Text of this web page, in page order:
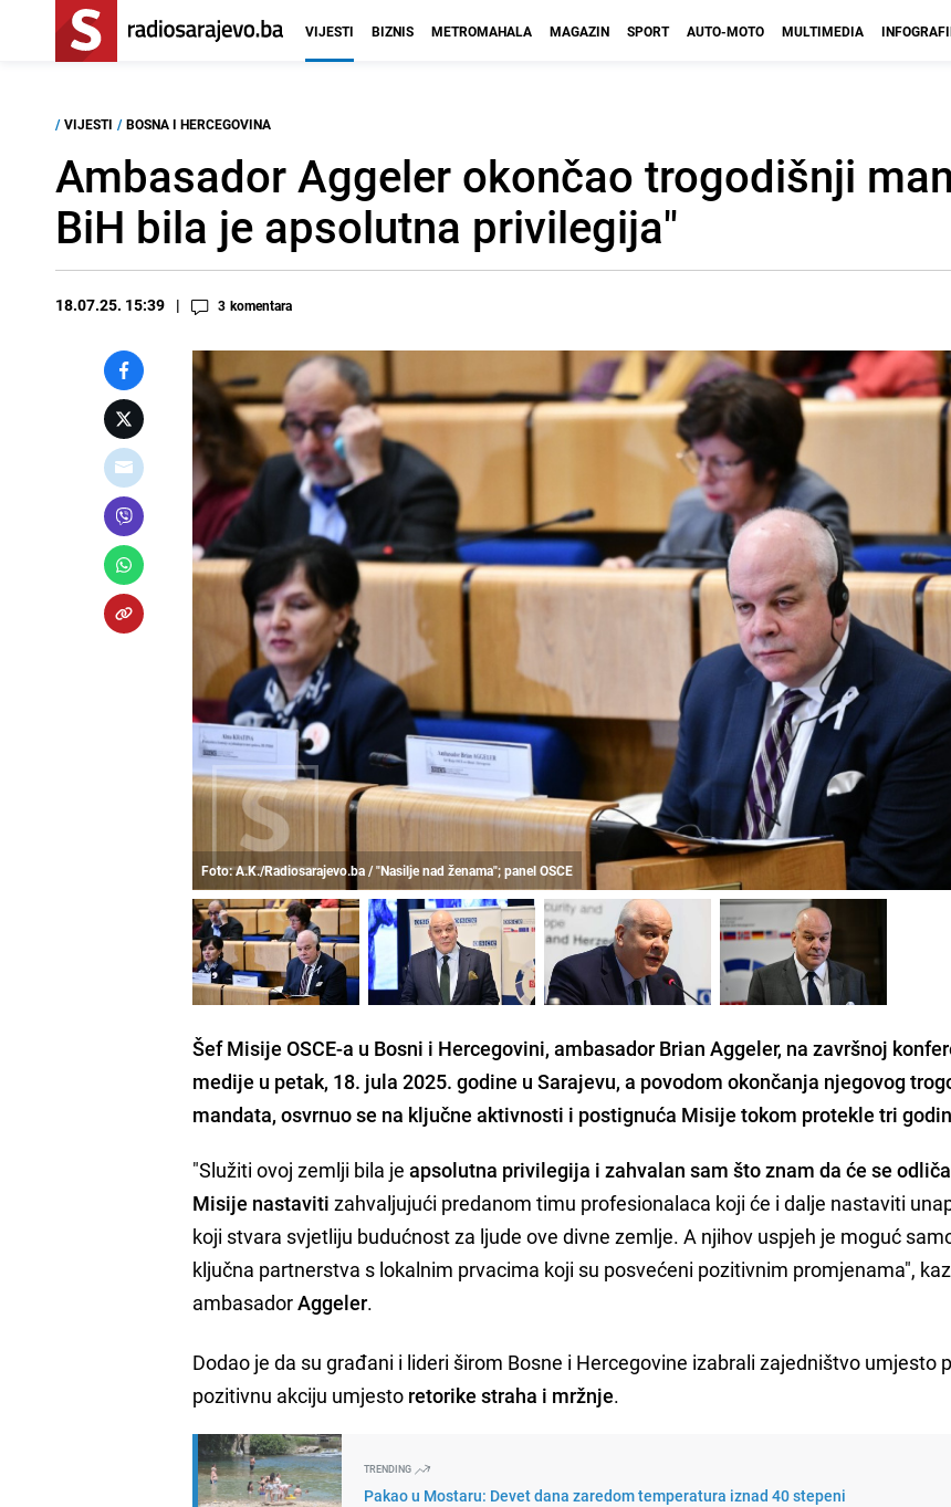
VIJESTI BIZNIS METROMAHALA MAGAZIN SPORT AUTO-MOTO MULTIMEDIA
/ VIJESTI / BOSNA I HERCEGOVINA
Ambasador Aggeler okončao trogodišnji
BiH bila je apsolutna privilegija"
18.07.25. 15:39 3 komentara
Foto: A.K./Radiosarajevo.ba / "Nasilje nad ženama"; panel OSCE
Šef Misije OSCE-a u Bosni i Hercegovini, ambasador Brian Aggeler, na završnoj
medije u petak, 18. jula 2025. godine u Sarajevu, a povodom okončanja njegovog
mandata, osvrnuo se na ključne aktivnosti i postignuća Misije tokom protekle tri
"Služiti ovoj zemlji bila jeapsolutna privilegija i zahvalan sam što znam da će se
Misije nastaviti zahvaljujući predanom timu profesionalaca koji će i dalje nastaviti
koji stvara svjetliju budućnost za ljude ove divne zemlje. A njihov uspjeh je moguć
ključna partnerstva s lokalnim prvacima koji su posvećeni pozitivnim promjenama",
ambasadorAggeler.
Dodao je da su građani i lideri širom Bosne i Hercegovine izabrali zajedništvo umjesto
pozitivnu akciju umjesto retorike straha i mržnje.
TRENDING
Pakao u Mostaru: Devet dana zaredom temperatura iznad 40 stepeni